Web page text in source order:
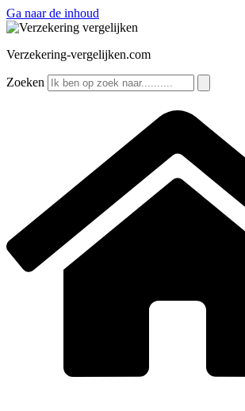
Ga naar de inhoud
Verzekering-vergelijken.com
Zoeken